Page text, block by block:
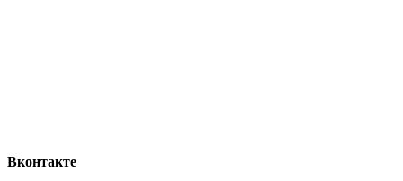
Вконтакте